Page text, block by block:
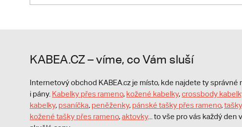
KABEA.CZ – víme, co Vám sluší
Internetový obchod KABEA.cz je místo, kde najdete ty správné
i pány. Kabelky přes rameno, kožené kabelky,crossbody
kabelky, psaníčka, peněženky, pánské tašky přes rameno,
kožené tašky přes rameno,aktovky... to vše pro vás každý den